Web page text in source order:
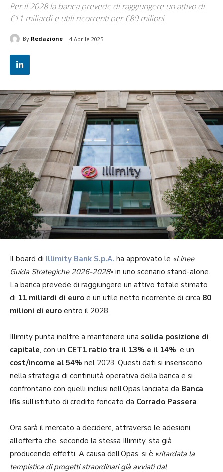
Per il 2028 la banca prevede di raggiungere un attivo di
€11 miliardi e utili ricorrenti per €80 milioni
By Redazione 4 Aprile 2025
Il board di Illimity Bank S.p.A. ha approvato le «Linee
Guida Strategiche 2026-2028» in uno scenario stand-alone.
La banca prevede di raggiungere un attivo totale stimato
di 11 miliardi di euro e un utile netto ricorrente di circa 80
milioni di euro entro il 2028.
Illimity punta inoltre a mantenere una solida posizione di
capitale, con un CET1 ratio tra il 13% e il 14%, e un
cost/income al 54% nel 2028. Questi dati si inseriscono
nella strategia di continuità operativa della banca e si
confrontano con quelli inclusi nell’Opas lanciata da Banca
Ifis sull’istituto di credito fondato da Corrado Passera.
Ora sarà il mercato a decidere, attraverso le adesioni
all’offerta che, secondo la stessa Illimity, sta già
producendo effetti. A causa dell’Opas, si è «ritardata la
tempistica di progetti straordinari già avviati dal